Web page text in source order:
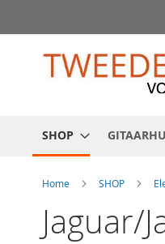
direct
naar
de
SHOP
Home SHOP
Jaguar/